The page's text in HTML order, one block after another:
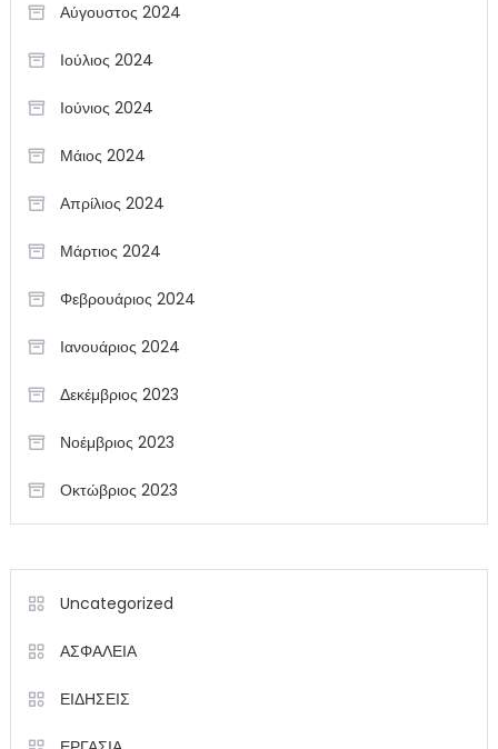
Αύγουστος 2024
Ιούλιος 2024
Ιούνιος 2024
Μάιος 2024
Απρίλιος 2024
Μάρτιος 2024
Φεβρουάριος 2024
Ιανουάριος 2024
Δεκέμβριος 2023
Νοέμβριος 2023
Οκτώβριος 2023
Uncategorized
ΑΣΦΑΛΕΙΑ
ΕΙΔΗΣΕΙΣ